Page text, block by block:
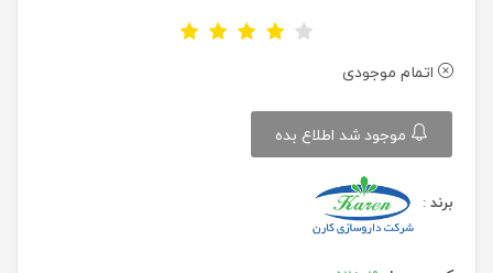
اتمام موجودی
موجود شد اطلاع بده
برند: